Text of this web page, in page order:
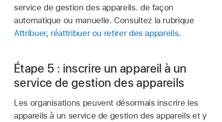
service de gestion des appareils. de façon
automatique ou manuelle. Consultez la rubrique
Attribuer, réattribuer ou retirer des appareils.
Étape 5 : inscrire un appareil à un
service de gestion des appareils
Les organisations peuvent désormais inscrire les
appareils à un service de gestion des appareils et y